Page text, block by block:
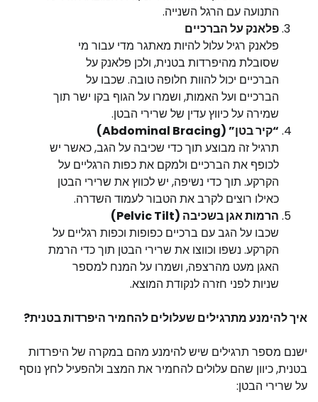
התנועה עם הרגל השנייה.
פלאנק על הברכיים
פלאנק רגיל עלול להיות מאתגר מדי עבור מי
שסובלת מהיפרדות בטנית, ולכן פלאנק על
הברכיים יכול להוות חלופה טובה. שכבו על
הברכיים ועל האמות, ושמרו על הגוף בקו ישר תוך
שמירה על כיווץ עדין של שרירי הבטן.
“קיר בטן” (Abdominal Bracing)
תרגיל זה מבוצע תוך כדי שכיבה על הגב, כאשר יש
לכופף את הברכיים ולמקם את כפות הרגליים על
הקרקע. תוך כדי נשיפה, יש לכווץ את שרירי הבטן
כאילו רוצים לקרב את הטבור לעמוד השדרה.
הרמות אגן בשכיבה (Pelvic Tilt)
שכבו על הגב עם ברכיים כפופות וכפות רגליים על
הקרקע. נשפו וכווצו את שרירי הבטן תוך כדי הרמת
האגן מעט מהרצפה, ושמרו על המנח למספר
שניות לפני חזרה לנקודת המוצא.
איך להימנע מתרגילים שעלולים להחמיר היפרדות בטנית?
ישנם מספר תרגילים שיש להימנע מהם במקרה של היפרדות
בטנית, כיוון שהם עלולים להחמיר את המצב ולהפעיל לחץ נוסף
על שרירי הבטן: